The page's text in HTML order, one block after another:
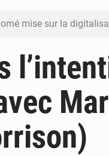
mise sur la
de l’Économie forme
: à Saly, l’Afrique veut en
ministre Véronique Leu-